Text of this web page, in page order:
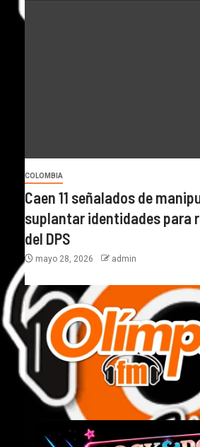
COLOMBIA
Caen 11 señalados de
suplantar identidades para
del DPS
mayo 28, 2026 admin